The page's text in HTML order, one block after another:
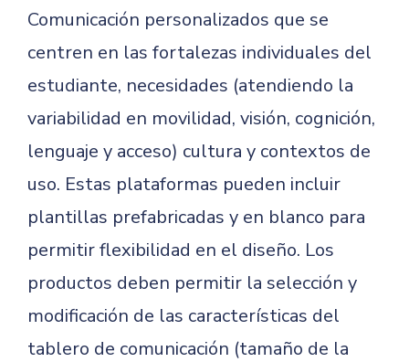
Comunicación personalizados que se
centren en las fortalezas individuales del
estudiante, necesidades (atendiendo la
variabilidad en movilidad, visión, cognición,
lenguaje y acceso) cultura y contextos de
uso. Estas plataformas pueden incluir
plantillas prefabricadas y en blanco para
permitir flexibilidad en el diseño. Los
productos deben permitir la selección y
modificación de las características del
tablero de comunicación (tamaño de la